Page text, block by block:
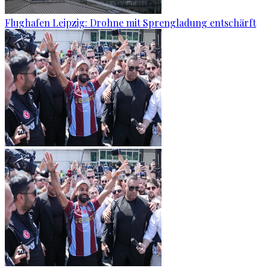
Flughafen Leipzig: Drohne mit Sprengladung entschärft